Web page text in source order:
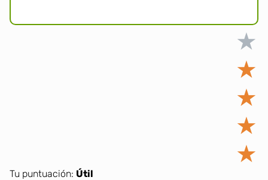
★
★
★
★
★
Tu puntuación: Útil